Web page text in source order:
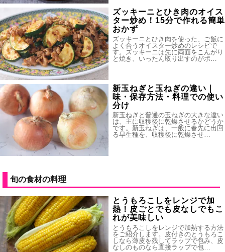
ズッキーニとひき肉のオイス
ター炒め！15分で作れる簡単
おかず
ズッキーニとひき肉を使った、ご飯に
よく合うオイスター炒めのレシピで
す。ズッキーニは先に両面をこんがり
と焼き、いったん取り出すのがポ…
新玉ねぎと玉ねぎの違い｜
味・保存方法・料理での使い
分け
新玉ねぎと普通の玉ねぎの大きな違い
は、主に収穫後に乾燥させるかどうか
です。新玉ねぎは、一般に春先に出回
る早生種を、収穫後に乾燥させ…
旬の食材の料理
とうもろこしをレンジで加
熱！皮ごとでも皮なしでもこ
れが美味しい
とうもろこしをレンジで加熱する方法
をご紹介します。皮付きのとうもろこ
しなら薄皮を残してラップで包み、皮
なしのものなら直接ラップで包…